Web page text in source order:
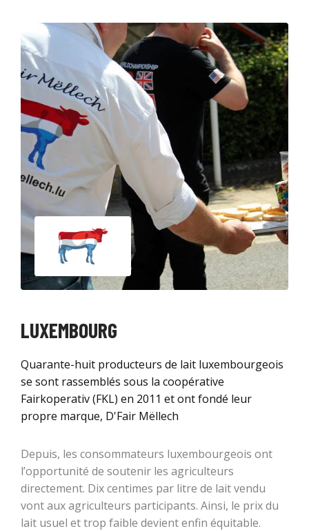
LUXEMBOURG
Quarante-huit producteurs de lait luxembourgeois
se sont rassemblés sous la coopérative
Fairkoperativ (FKL) en 2011 et ont fondé leur
propre marque, D'Fair Mëllech
Depuis, les consommateurs luxembourgeois ont
l’opportunité de soutenir les agriculteurs
directement. Dix centimes par litre de lait vendu
vont aux agriculteurs participants. Ainsi, le prix du
lait usuel et trop faible devient enfin équitable.